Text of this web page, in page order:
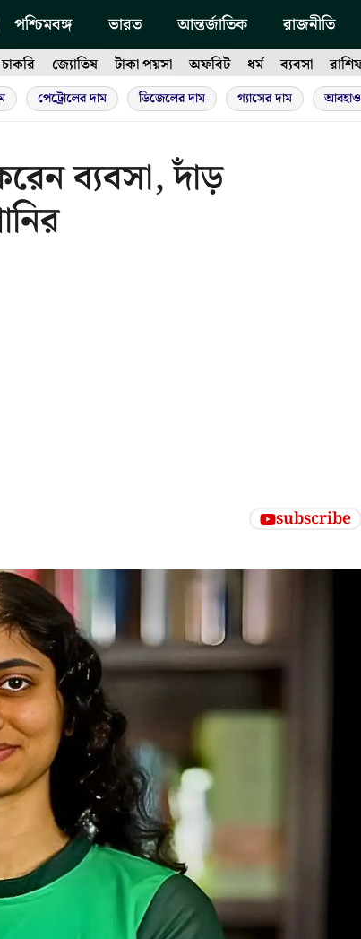
পশ্চিমবঙ্গ ভারত আন্তর্জাতিক রাজনীতি
চাকরি জ্যোতিষ টাকা পয়সা অফবিট ধর্ম ব্যবসা
পেট্রোলের দাম ডিজেলের দাম গ্যাসের দাম
ব্যবসা, দাঁড়
subscribe